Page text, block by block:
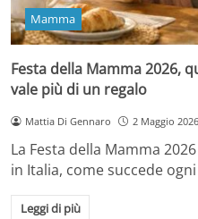
Mamma
Festa della Mamma 2026,
vale più di un regalo
Mattia Di Gennaro 2 Maggio 2026
La Festa della Mamma
in Italia, come succede
Leggi di più